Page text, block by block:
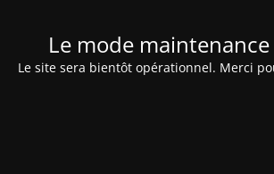
Le mode
Le site sera bientôt opérationnel. Merci